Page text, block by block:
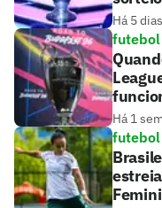
Há 5 dias
futebol
Há 1